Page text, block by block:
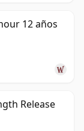
12 años
Release